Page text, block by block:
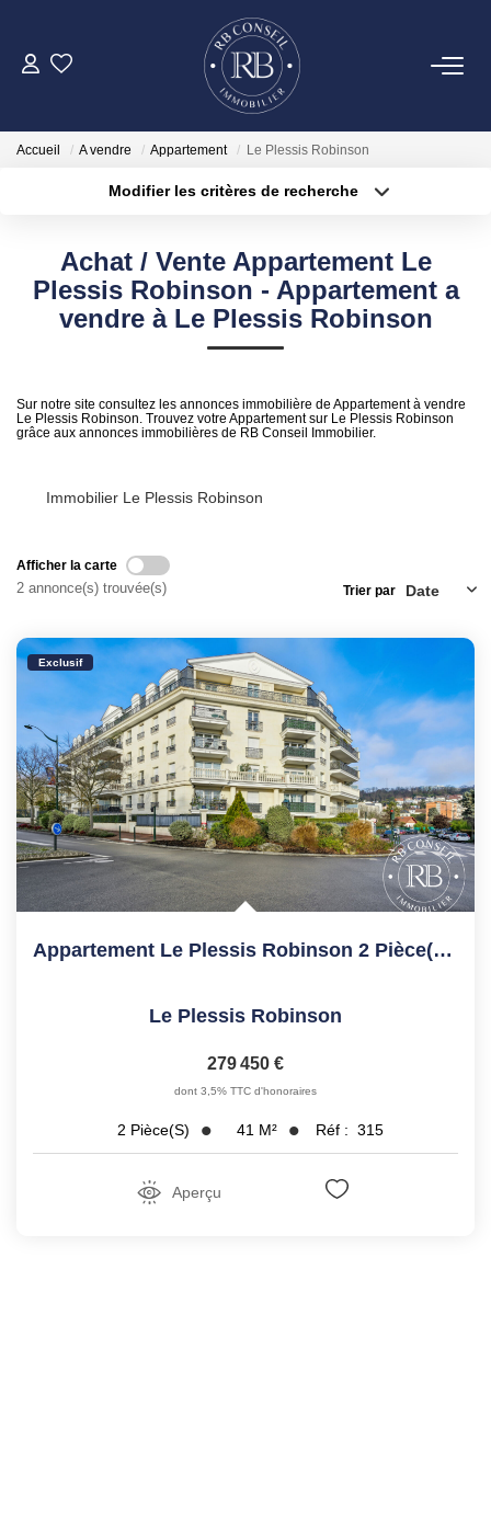
ACHETER
LOUER
CONTACT
Accueil A vendre Appartement Le Plessis Robinson
Modifier les critères de recherche
Sélectionnez...
Type de bien
Surface min
Achat / Vente Appartement Le
Plessis Robinson - Appartement a
vendre à Le Plessis Robinson
Sur notre site consultez les annonces immobilière de Appartement à vendre
Le Plessis Robinson. Trouvez votre Appartement sur Le Plessis Robinson
grâce aux annonces immobilières de RB Conseil Immobilier.
Immobilier Le Plessis Robinson
Afficher la carte
2 annonce(s) trouvée(s) Trier par
Exclusif
Appartement Le Plessis Robinson 2 Pièce(s) 40.71 M2
Le Plessis Robinson
279 450 €
dont 3,5% TTC d'honoraires
2 Pièce(s) 41 M² Réf : 315
Aperçu